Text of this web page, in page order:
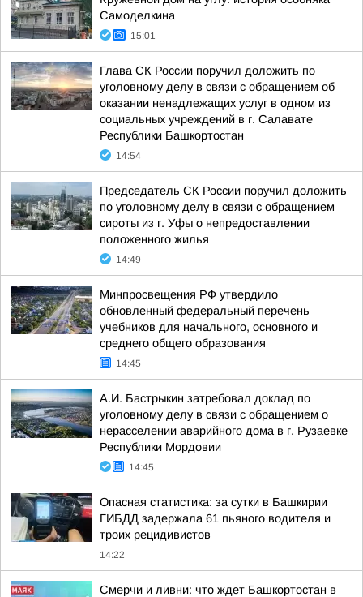
Самоделкина
15:01
Глава СК России поручил доложить по
уголовному делу в связи с обращением об
оказании ненадлежащих услуг в одном из
социальных учреждений в г. Салавате
Республики Башкортостан
14:54
Председатель СК России поручил доложить
по уголовному делу в связи с обращением
сироты из г. Уфы о непредоставлении
положенного жилья
14:49
Минпросвещения РФ утвердило
обновленный федеральный перечень
учебников для начального, основного и
среднего общего образования
14:45
А.И. Бастрыкин затребовал доклад по
уголовному делу в связи с обращением о
нерасселении аварийного дома в г. Рузаевке
Республики Мордовии
14:45
Опасная статистика: за сутки в Башкирии
ГИБДД задержала 61 пьяного водителя и
троих рецидивистов
14:22
Смерчи и ливни: что ждет Башкортостан в